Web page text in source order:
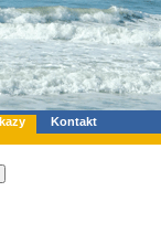
Kontakt